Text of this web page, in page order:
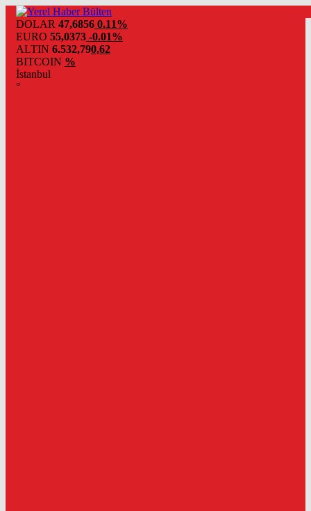
DOLAR 47,6856 0.11%
EURO 55,0373 -0.01%
ALTIN 6.532,790,62
BITCOIN %
İstanbul
°